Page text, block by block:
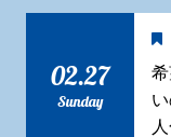
02.27
Sunday